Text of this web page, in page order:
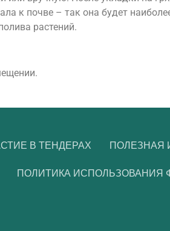
к почве – так она будет
растений.
В ТЕНДЕРАХ ПОЛЕЗНАЯ
ПОЛИТИКА ИСПОЛЬЗОВАНИЯ